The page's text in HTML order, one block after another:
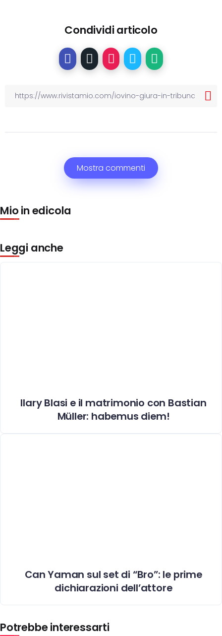
Condividi articolo
Mostra commenti
Mio in edicola
Leggi anche
Ilary Blasi e il matrimonio con Bastian
Müller: habemus diem!
Can Yaman sul set di “Bro”: le prime
dichiarazioni dell’attore
Potrebbe interessarti